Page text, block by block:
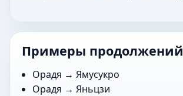
Примеры продолжений
Орадя →Ямусукро
Орадя →Яньцзи